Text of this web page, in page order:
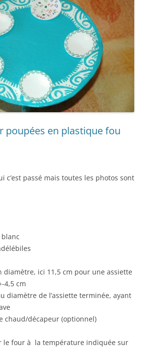
poupées en plastique fou
c’est passé mais toutes les photos sont
diamètre, ici 11,5 cm pour une assiette
4,5 cm
diamètre de l’assiette terminée, ayant
chaud/décapeur (optionnel)
le four à la température indiquée sur